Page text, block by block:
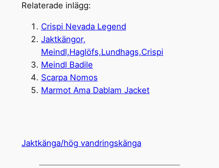
Relaterade inlägg:
Crispi Nevada Legend
Jaktkängor,
Meindl,Haglöfs,Lundhags,Crispi
Meindl Badile
Scarpa Nomos
Marmot Ama Dablam Jacket
Jaktkänga/hög vandringskänga